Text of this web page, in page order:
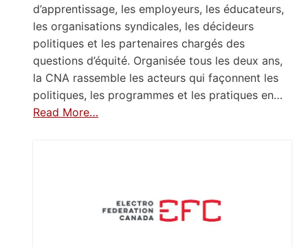
d’apprentissage, les employeurs, les éducateurs,
les organisations syndicales, les décideurs
politiques et les partenaires chargés des
questions d’équité. Organisée tous les deux ans,
la CNA rassemble les acteurs qui façonnent les
politiques, les programmes et les pratiques en…
Read More…